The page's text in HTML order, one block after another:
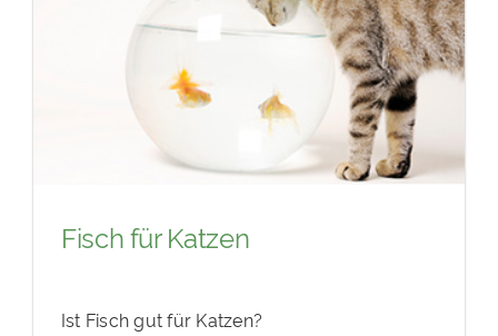
Fisch für Katzen
Ist Fisch gut für Katzen?